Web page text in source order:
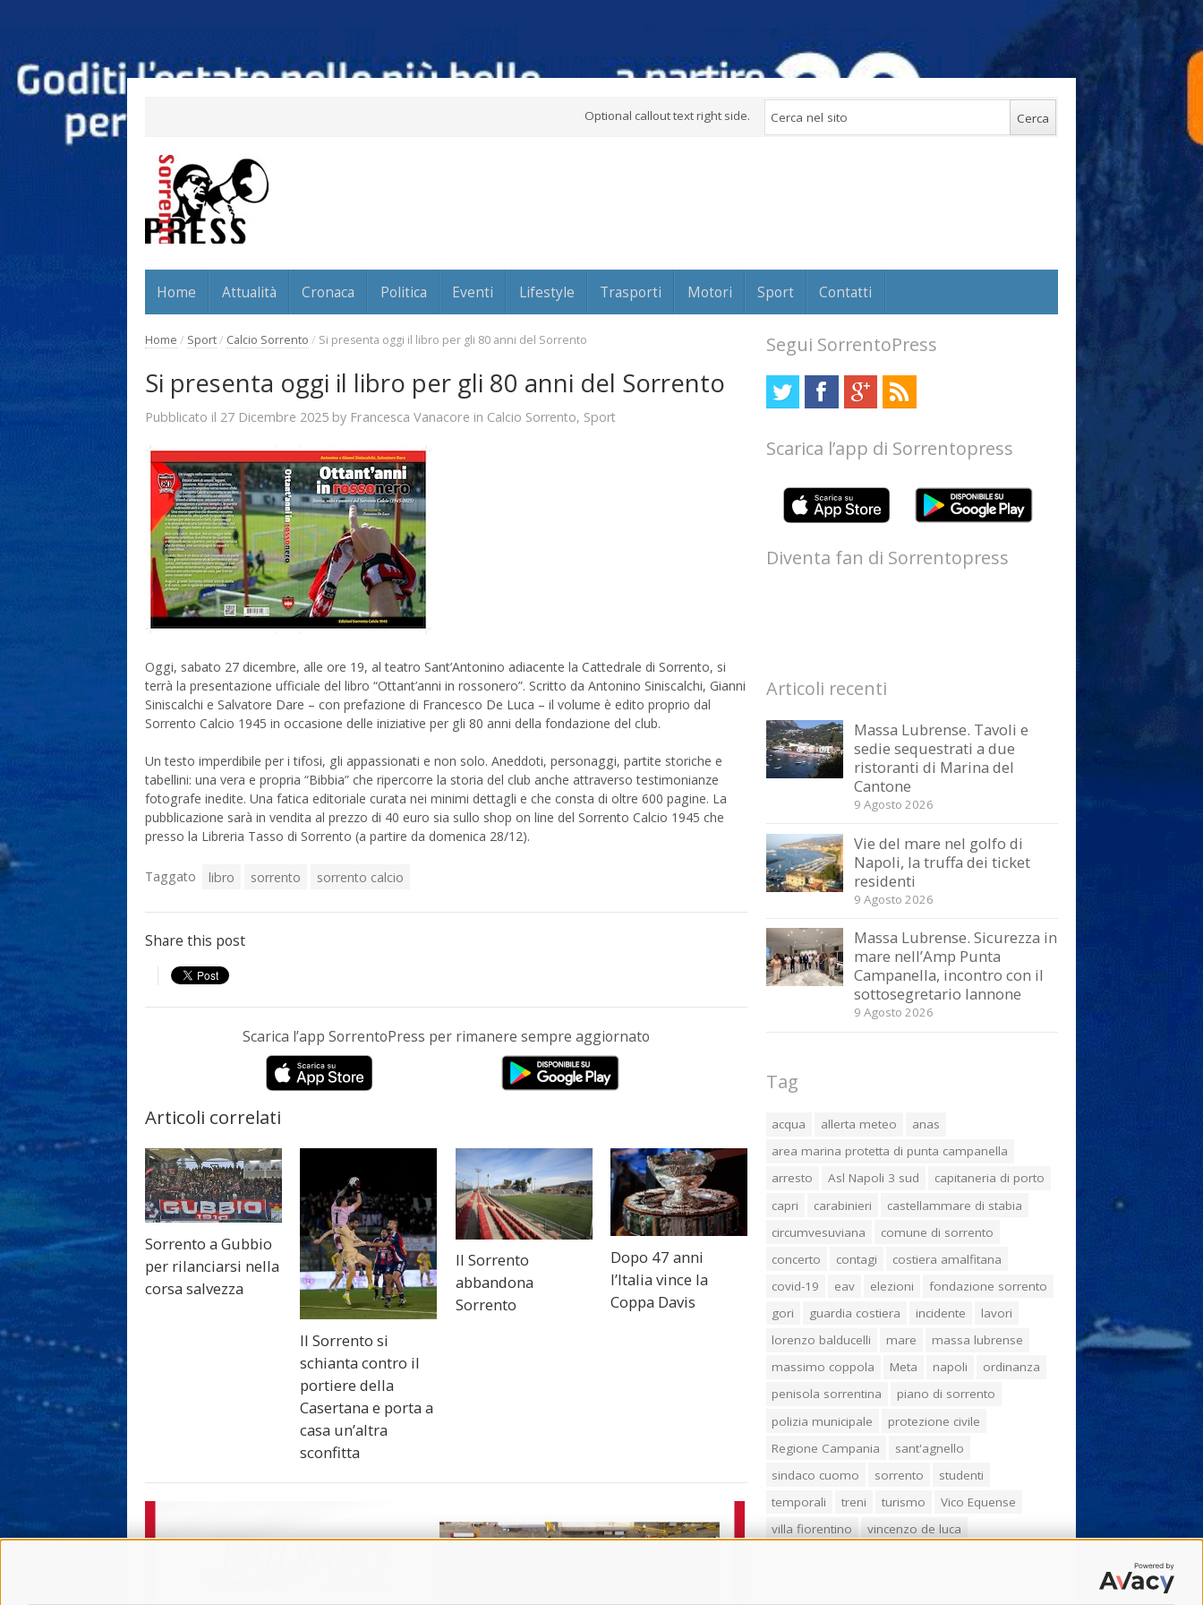
Optional callout text right side.
Home Attualità Cronaca Politica Eventi Lifestyle Trasporti Motori Sport Contatti
Home / Sport/ Calcio Sorrento / Si presenta oggi il libro per gli 80 anni del Sorrento
Si presenta oggi il libro per gli 80 anni del Sorrento
Pubblicato il 27 Dicembre 2025 by Francesca Vanacore in Calcio Sorrento, Sport
Oggi, sabato 27 dicembre, alle ore 19, al teatro Sant’Antonino adiacente la Cattedrale di Sorrento, si
terrà la presentazione ufficiale del libro “Ottant’anni in rossonero”. Scritto da Antonino Siniscalchi, Gianni
Siniscalchi e Salvatore Dare – con prefazione di Francesco De Luca – il volume è edito proprio dal
Sorrento Calcio 1945 in occasione delle iniziative per gli 80 anni della fondazione del club.
Un testo imperdibile per i tifosi, gli appassionati e non solo. Aneddoti, personaggi, partite storiche e
tabellini: una vera e propria “Bibbia” che ripercorre la storia del club anche attraverso testimonianze
fotografe inedite. Una fatica editoriale curata nei minimi dettagli e che consta di oltre 600 pagine. La
pubblicazione sarà in vendita al prezzo di 40 euro sia sullo shop on line del Sorrento Calcio 1945 che
presso la Libreria Tasso di Sorrento (a partire da domenica 28/12).
Taggato libro sorrento sorrento calcio
Share this post
Scarica l’app SorrentoPress per rimanere sempre aggiornato
Articoli correlati
Sorrento a Gubbio
per rilanciarsi nella
corsa salvezza
Il Sorrento si
schianta contro il
portiere della
Casertana e porta a
casa un’altra
sconfitta
Il Sorrento
abbandona
Sorrento
Dopo 47 anni
l’Italia vince la
Coppa Davis
Segui SorrentoPress
Scarica l’app di Sorrentopress
Diventa fan di Sorrentopress
Articoli recenti
Massa Lubrense. Tavoli e
sedie sequestrati a due
ristoranti di Marina del
Cantone
9 Agosto 2026
Vie del mare nel golfo di
Napoli, la truffa dei ticket
residenti
9 Agosto 2026
Massa Lubrense. Sicurezza in
mare nell’Amp Punta
Campanella, incontro con il
sottosegretario Iannone
9 Agosto 2026
Tag
acqua allerta meteo
anas
area marina protetta di punta campanella
arresto
Asl Napoli 3 sud
capitaneria di porto
capri
carabinieri
castellammare di stabia
circumvesuviana
comune di sorrento
concerto
contagi
costiera amalfitana
covid-19
eav elezioni
fondazione sorrento
gori
guardia costiera incidente
lavori
lorenzo balducelli
mare
massa lubrense
massimo coppola
Meta napoli
ordinanza
penisola sorrentina
piano di sorrento
polizia municipale
protezione civile
Regione Campania
sant'agnello
sindaco cuomo
sorrento
studenti
temporali
treni turismo
Vico Equense
villa fiorentino
vincenzo de luca